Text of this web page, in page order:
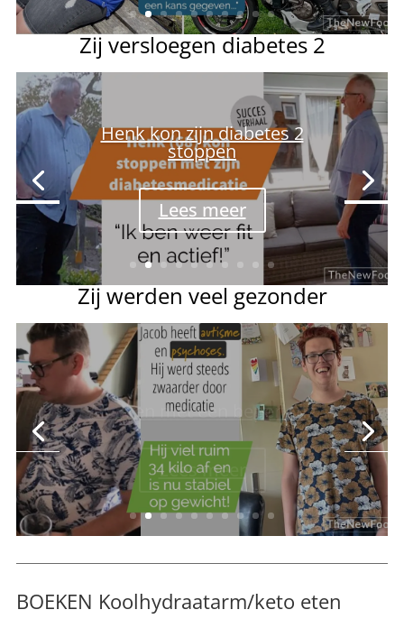
Zij versloegen diabetes 2
Bertha (74): na 30 jaar
insulinevrij
Lees meer
Zij werden veel gezonder
Afvallen met een beperking
Lees meer
BOEKEN Koolhydraatarm/keto eten